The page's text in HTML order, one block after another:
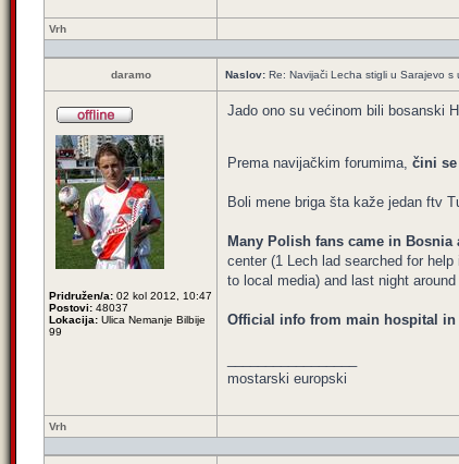
Vrh
daramo Naslov: Re: Navijači Lecha stigli u Sarajevo s
Pridružen/a: 02 kol 2012, 10:47
Postovi: 48037
Lokacija: Ulica Nemanje Bilbije
99
Jado ono su većinom bili bosanski
Prema navijačkim forumima, čini
Boli mene briga šta kaže jedan ftv
Many Polish fans came in
center (1 Lech lad searched for
to local media) and last night
Official info from main hospital in
mostarski europski
Vrh